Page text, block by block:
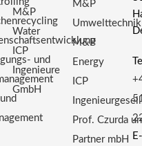
und
M&P
Water
ICP
Ingenieure
GmbH
M&P
Umwelttechnik
M&P
Energy
ICP
Prof. Czurda
Partner mbH